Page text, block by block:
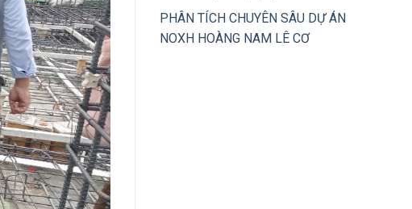
PHÂN TÍCH CHUYÊN SÂU DỰ ÁN
NOXH HOÀNG NAM LÊ CƠ